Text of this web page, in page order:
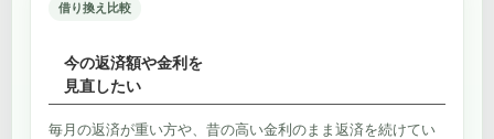
借り換え比較
今の返済額や金利を
見直したい
毎月の返済が重い方や、昔の高い金利のまま返済を続けてい